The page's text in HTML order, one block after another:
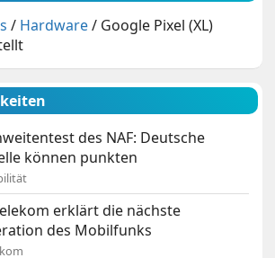
/ Hardware/ Google Pixel (XL)
des NAF: Deutsche
können punkten
erklärt die nächste
des Mobilfunks